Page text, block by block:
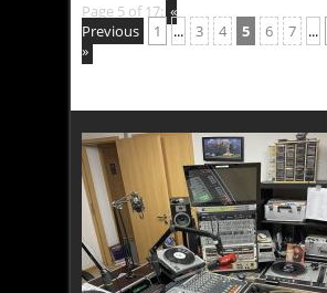
Page 5 of 17: «
Previous
1 ... 3 4 5 6 7 ...
»